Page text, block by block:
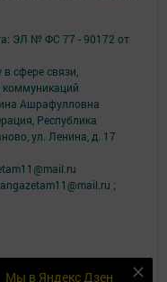
Мы в Яндекс Дзен
ЭЛ № ФС 77 - 90172 от
сфере связи,
Ашрафулловна
Республика
ул. Ленина, д. 17
;
сервисов и